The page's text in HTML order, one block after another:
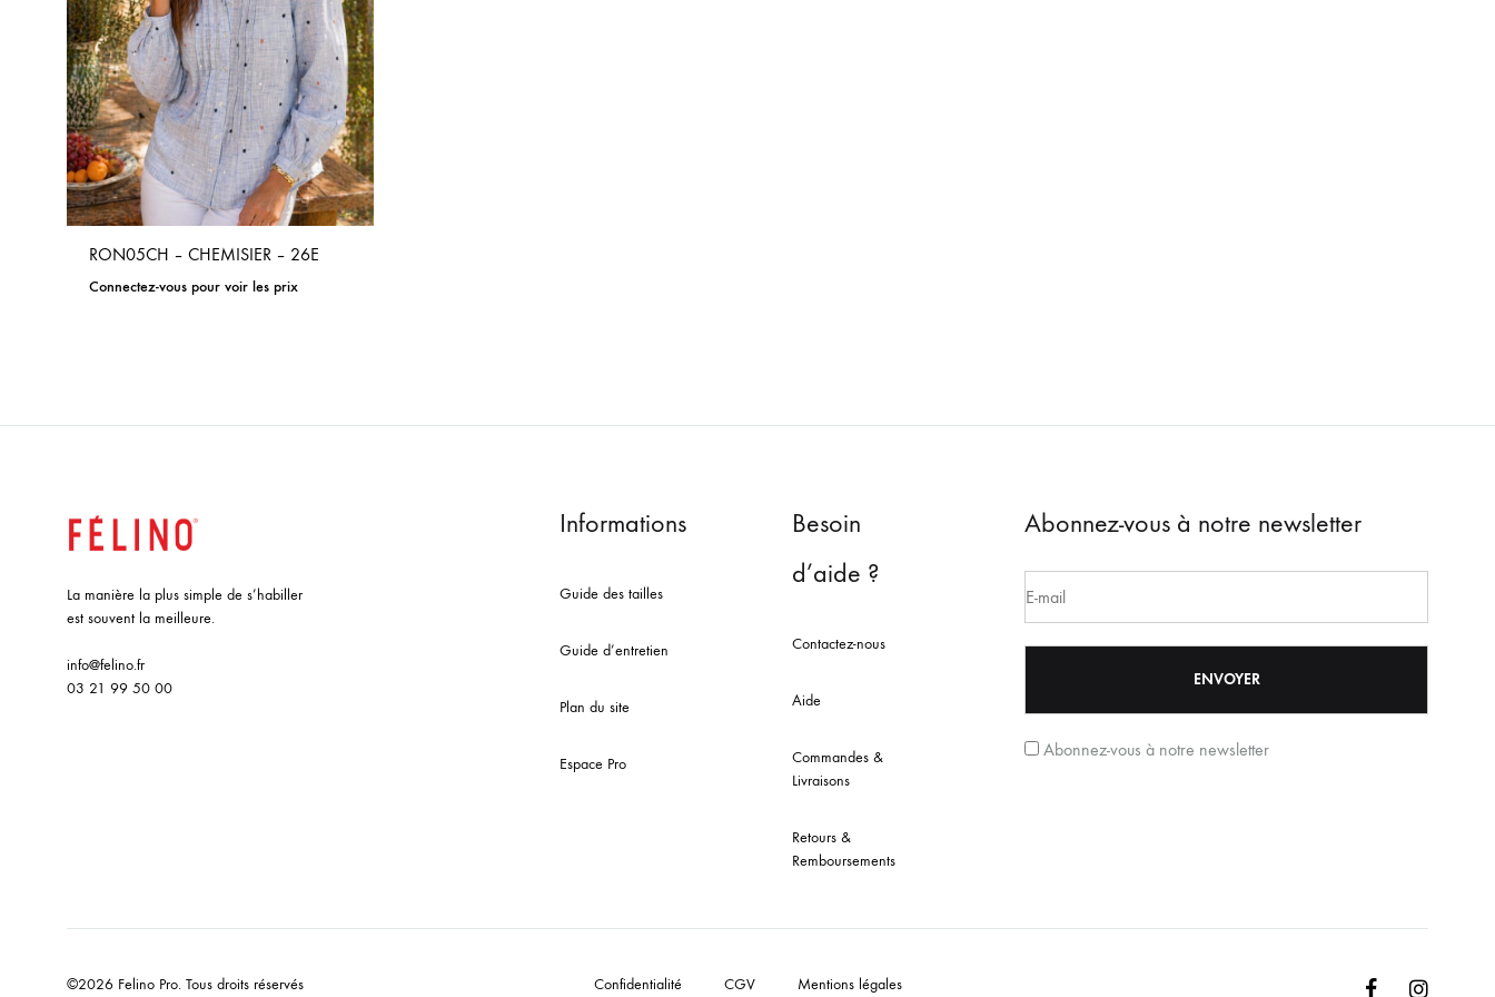
RON05CH – CHEMISIER – 26E
Connectez-vous pour voir les prix
La manière la plus simple de s’habiller
est souvent la meilleure.
info@felino.fr
03 21 99 50 00
Informations
Guide des tailles
Guide d’entretien
Plan du site
Espace Pro
Besoin
d’aide ?
Contactez-nous
Aide
Commandes &
Livraisons
Retours &
Remboursements
Abonnez-vous à notre newsletter
Abonnez-vous à notre newsletter
©2026 Felino Pro. Tous droits réservés Confidentialité CGV Mentions légales Facebook